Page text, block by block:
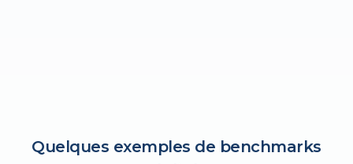
Quelques exemples de benchmarks